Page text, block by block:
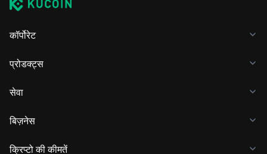
कॉर्पोरेट
प्रोडक्ट्स
सेवा
बिज़नेस
क्रिप्टो की कीमतें